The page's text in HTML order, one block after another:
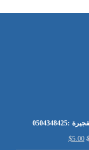
$5.00